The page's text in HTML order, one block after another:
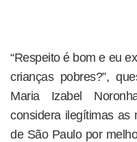
“Respeito é bom e eu
crianças pobres?”,
Maria Izabel
considera ilegítimas as
de São Paulo por